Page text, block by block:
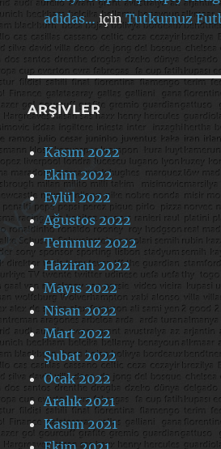
adidas…içinTutkumuz
ARŞIVLER
Kasım 2022
Ekim 2022
Eylül 2022
Ağustos 2022
Temmuz 2022
Haziran 2022
Mayıs 2022
Nisan 2022
Mart 2022
Şubat 2022
Ocak 2022
Aralık 2021
Kasım 2021